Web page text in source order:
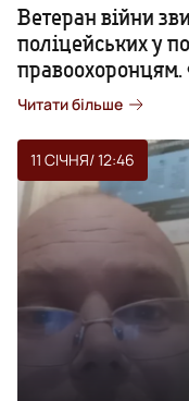
Ветеран війни
поліцейських у
Читати більше
11 СІЧНЯ/ 12:46